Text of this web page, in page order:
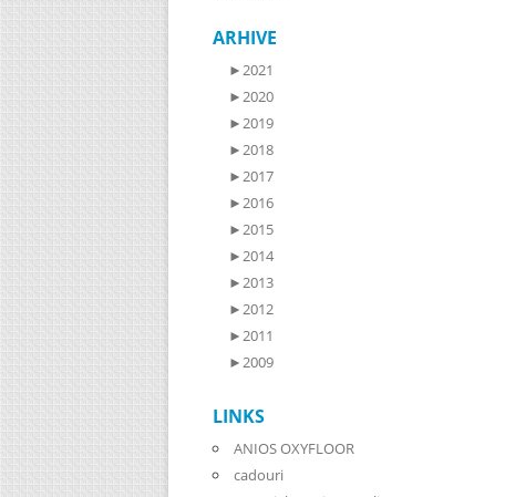
ARHIVE
►2021
►2020
►2019
►2018
►2017
►2016
►2015
►2014
►2013
►2012
►2011
►2009
LINKS
ANIOS OXYFLOOR
cadouri